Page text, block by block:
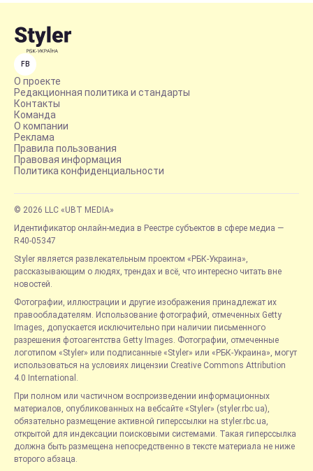
FB
О проекте
Редакционная политика и стандарты
Контакты
Команда
О компании
Реклама
Правила пользования
Правовая информация
Политика конфиденциальности
© 2026 LLC «UBT MEDIA»
Идентификатор онлайн-медиа в Реестре субъектов в сфере медиа —
R40-05347
Styler является развлекательным проектом «РБК-Украина»,
рассказывающим о людях, трендах и всё, что интересно читать вне
новостей.
Фотографии, иллюстрации и другие изображения принадлежат их
правообладателям. Использование фотографий, отмеченных Getty
Images, допускается исключительно при наличии письменного
разрешения фотоагентства Getty Images. Фотографии, отмеченные
логотипом «Styler» или подписанные «Styler» или «РБК-Украина», могут
использоваться на условиях лицензии Creative Commons Attribution
4.0 International.
При полном или частичном воспроизведении информационных
материалов, опубликованных на вебсайте «Styler» (styler.rbc.ua),
обязательно размещение активной гиперссылки на styler.rbc.ua,
открытой для индексации поисковыми системами. Такая гиперссылка
должна быть размещена непосредственно в тексте материала не ниже
второго абзаца.